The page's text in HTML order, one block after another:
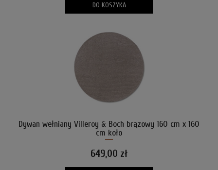
DO KOSZYKA
Dywan wełniany Villeroy & Boch brązowy 160 cm x 160
cm koło
649,00 zł